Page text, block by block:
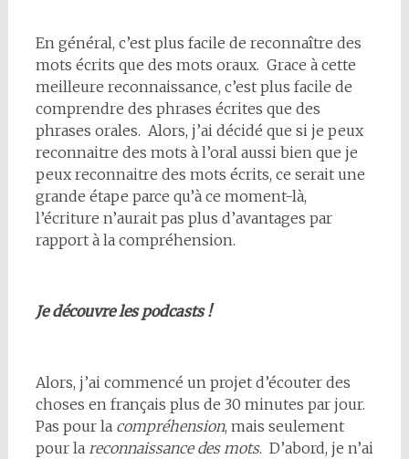
En général, c’est plus facile de reconnaître des
mots écrits que des mots oraux. Grace à cette
meilleure reconnaissance, c’est plus facile de
comprendre des phrases écrites que des
phrases orales. Alors, j’ai décidé que si je peux
reconnaitre des mots à l’oral aussi bien que je
peux reconnaitre des mots écrits, ce serait une
grande étape parce qu’à ce moment-là,
l’écriture n’aurait pas plus d’avantages par
rapport à la compréhension.
Je découvre les podcasts !
Alors, j’ai commencé un projet d’écouter des
choses en français plus de 30 minutes par jour.
Pas pour la compréhension, mais seulement
pour la reconnaissance des mots. D’abord, je n’ai